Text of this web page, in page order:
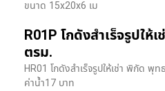
ขนาด 15x20x6 เม
R01P โกดังสำเร็จรูปให้
ตรม.
HR01 โกดังสำเร็จรูปให้เช่า พิกัด
ค่าน้ำ17 บาท